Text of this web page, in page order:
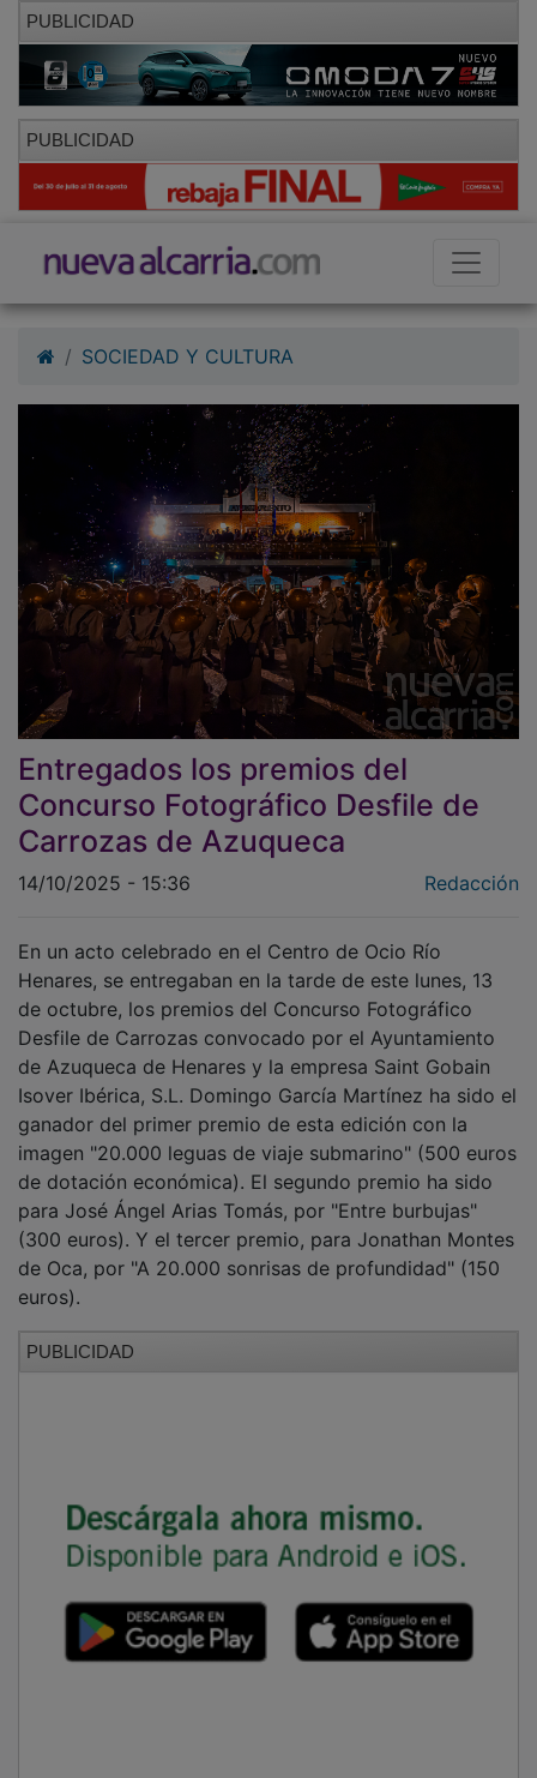
PUBLICIDAD
PUBLICIDAD
Entregados los premios del
Concurso Fotográfico Desfile de
Carrozas de Azuqueca
Henares, se entregaban en la tarde de este lunes, 13
de octubre, los premios del Concurso Fotográfico
Desfile de Carrozas convocado por el Ayuntamiento
de Azuqueca de Henares y la empresa Saint Gobain
Isover Ibérica, S.L. Domingo García Martínez ha sido el
ganador del primer premio de esta edición con la
imagen "20.000 leguas de viaje submarino" (500 euros
de dotación económica). El segundo premio ha sido
para José Ángel Arias Tomás, por "Entre burbujas"
(300 euros). Y el tercer premio, para Jonathan Montes
de Oca, por "A 20.000 sonrisas de profundidad" (150
euros).